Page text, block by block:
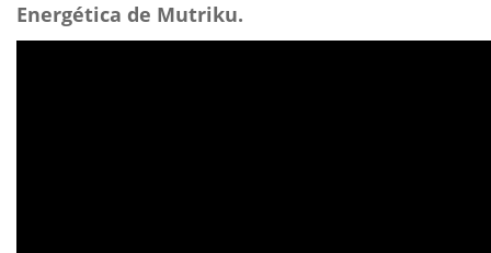
Energética de Mutriku.